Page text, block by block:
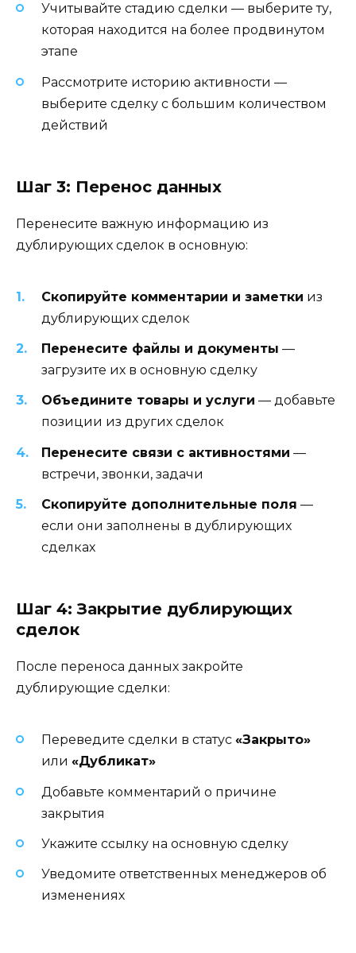
Учитывайте стадию сделки — выберите ту,
которая находится на более продвинутом
этапе
Рассмотрите историю активности —
выберите сделку с большим количеством
действий
Шаг 3: Перенос данных
Перенесите важную информацию из
дублирующих сделок в основную:
Скопируйте комментарии и заметки из
дублирующих сделок
Перенесите файлы и документы —
загрузите их в основную сделку
Объедините товары и услуги — добавьте
позиции из других сделок
Перенесите связи с активностями —
встречи, звонки, задачи
Скопируйте дополнительные поля —
если они заполнены в дублирующих
сделках
Шаг 4: Закрытие дублирующих
сделок
После переноса данных закройте
дублирующие сделки:
Переведите сделки в статус «Закрыто»
или «Дубликат»
Добавьте комментарий о причине
закрытия
Укажите ссылку на основную сделку
Уведомите ответственных менеджеров об
изменениях